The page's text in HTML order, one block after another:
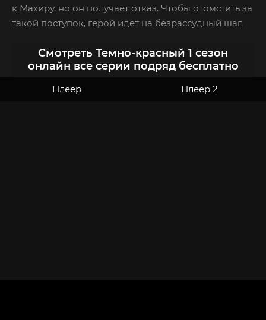
к Махиру, но он получает отказ. Чтобы отомстить за
такой поступок, герой идет на безрассудный шаг.
Смотреть Темно-красный 1 сезон
онлайн все серии подряд бесплатно
Плеер Плеер 2